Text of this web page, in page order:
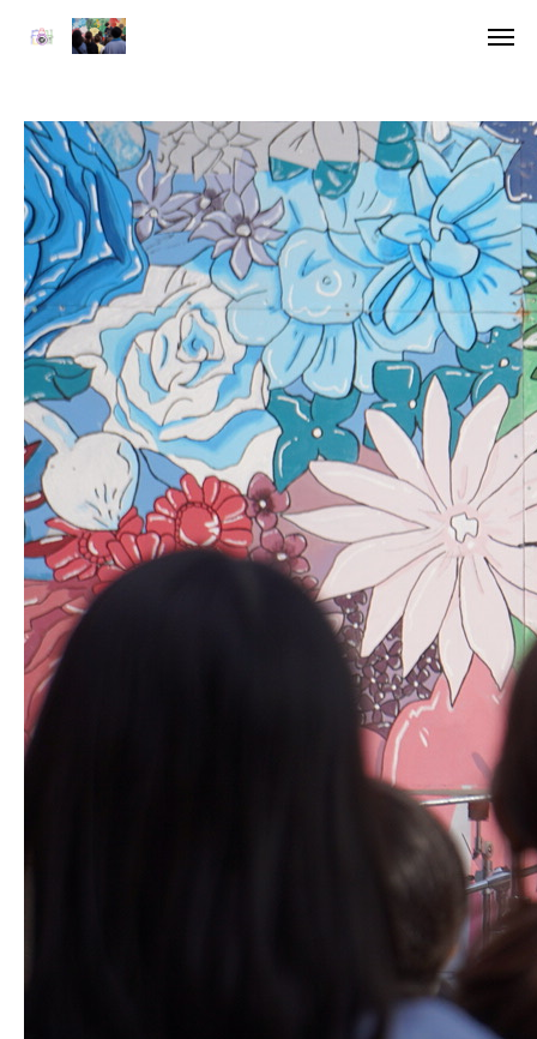
デジタル
HOME
委員長挨拶
企画一覧１
企画一覧２
参加団体
デジタル雑誌
生明祭PR動画
お知らせ